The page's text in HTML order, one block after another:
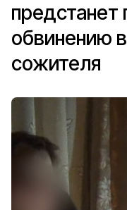
предстанет
обвинению
сожителя